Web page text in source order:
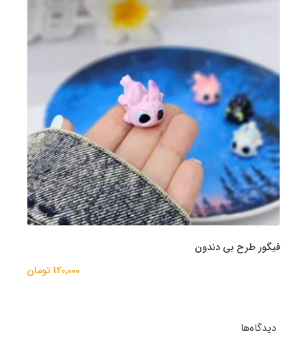
فیگور طرح بی دندون
120,000 تومان
دیدگاه‌ها